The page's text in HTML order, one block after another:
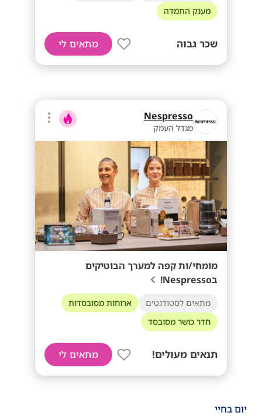
מענק התמדה
שכר גבוה מתאים לי
Nespresso
מגדל העמק
מומחי/ות קפה למערך הבוטיקים
בNespresso!
מתאים לסטודנטים
ארוחות מסובסדות
חדר כושר מסובסד
תנאים מעולים! מתאים לי
יום בחיי